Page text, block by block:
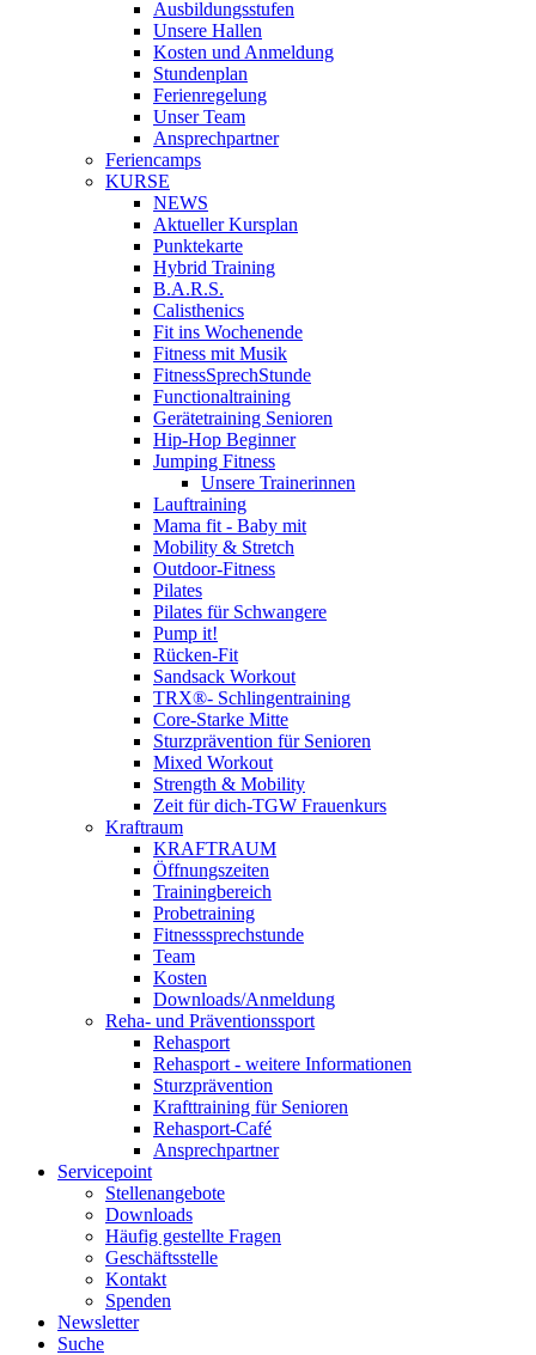
Ausbildungsstufen
Unsere Hallen
Kosten und Anmeldung
Stundenplan
Ferienregelung
Unser Team
Ansprechpartner
Feriencamps
KURSE
NEWS
Aktueller Kursplan
Punktekarte
Hybrid Training
B.A.R.S.
Calisthenics
Fit ins Wochenende
Fitness mit Musik
FitnessSprechStunde
Functionaltraining
Gerätetraining Senioren
Hip-Hop Beginner
Jumping Fitness
Unsere Trainerinnen
Lauftraining
Mama fit - Baby mit
Mobility & Stretch
Outdoor-Fitness
Pilates
Pilates für Schwangere
Pump it!
Rücken-Fit
Sandsack Workout
TRX®- Schlingentraining
Core-Starke Mitte
Sturzprävention für Senioren
Mixed Workout
Strength & Mobility
Zeit für dich-TGW Frauenkurs
Kraftraum
KRAFTRAUM
Öffnungszeiten
Trainingbereich
Probetraining
Fitnesssprechstunde
Team
Kosten
Downloads/Anmeldung
Reha- und Präventionssport
Rehasport
Rehasport - weitere Informationen
Sturzprävention
Krafttraining für Senioren
Rehasport-Café
Ansprechpartner
Servicepoint
Stellenangebote
Downloads
Häufig gestellte Fragen
Geschäftsstelle
Kontakt
Spenden
Newsletter
Suche